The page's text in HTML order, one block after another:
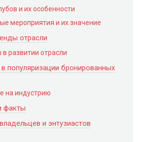
и их особенности
мероприятия и их значение
отрасли
развитии отрасли
популяризации бронированных
на индустрию
факты
и энтузиастов